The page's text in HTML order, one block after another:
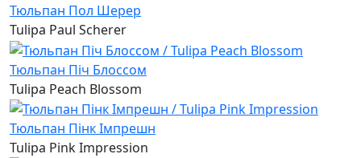
Тюльпан Пол Шерер
Tulipa Paul Scherer
Тюльпан Піч Блоссом
Tulipa Peach Blossom
Тюльпан Пінк Імпрешн
Tulipa Pink Impression